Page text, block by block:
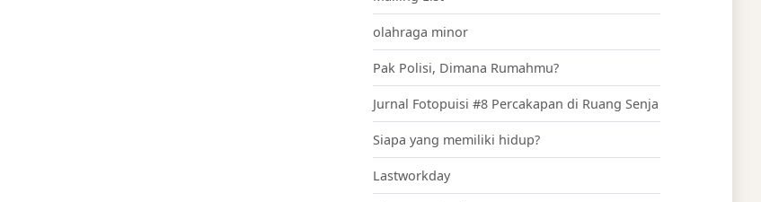
olahraga minor
Pak Polisi, Dimana Rumahmu?
Jurnal Fotopuisi #8 Percakapan di Ruang Senja
Siapa yang memiliki hidup?
Lastworkday